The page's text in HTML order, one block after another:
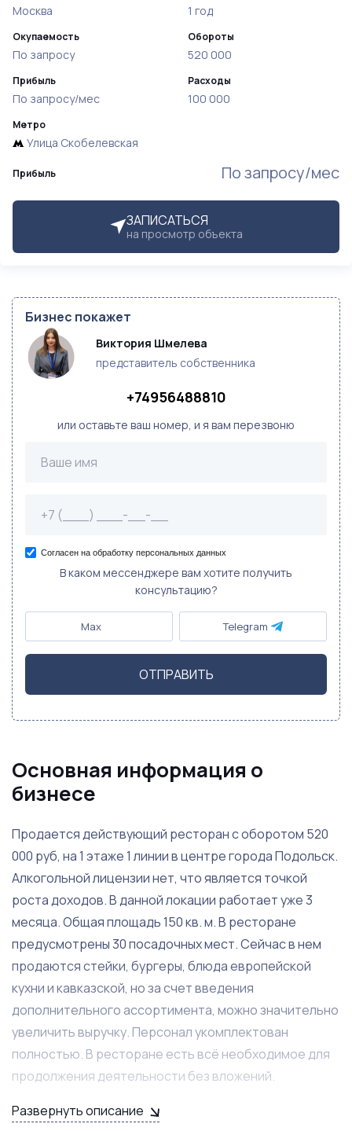
Прибыль По запросу/мес
ЗАПИСАТЬСЯ
на просмотр объекта
Москва
Окупаемость
По запросу
Прибыль
По запросу/мес
1 год
Обороты
520 000
Расходы
100 000
Метро
Улица Скобелевская
Бизнес покажет
Виктория Шмелева
представитель собственника
+74956488810
или оставьте ваш номер, и я вам перезвоню
Согласен на обработку персональных данных
В каком мессенджере вам хотите получить
консультацию?
Max Telegram
ОТПРАВИТЬ
Основная информация о
бизнесе
Продается действующий ресторан с оборотом 520
000 руб, на 1 этаже 1 линии в центре города Подольск.
Алкогольной лицензии нет, что является точкой
роста доходов. В данной локации работает уже 3
месяца. Общая площадь 150 кв. м. В ресторане
предусмотрены 30 посадочных мест. Сейчас в нем
продаются стейки, бургеры, блюда европейской
кухни и кавказской, но за счет введения
дополнительного ассортимента, можно значительно
увеличить выручку. Персонал укомплектован
полностью. В ресторане есть всё необходимое для
продолжения деятельности без вложений.
Главным преимуществом ресторана является: днем
Развернуть описание